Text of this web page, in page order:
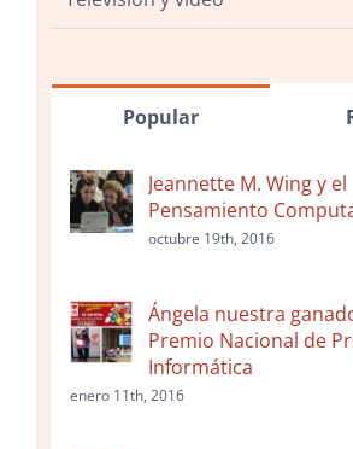
Popular
Jeannette M. Wing y el
Pensamiento
octubre 19th, 2016
Ángela nuestra
Premio Nacional de
Informática
enero 11th, 2016